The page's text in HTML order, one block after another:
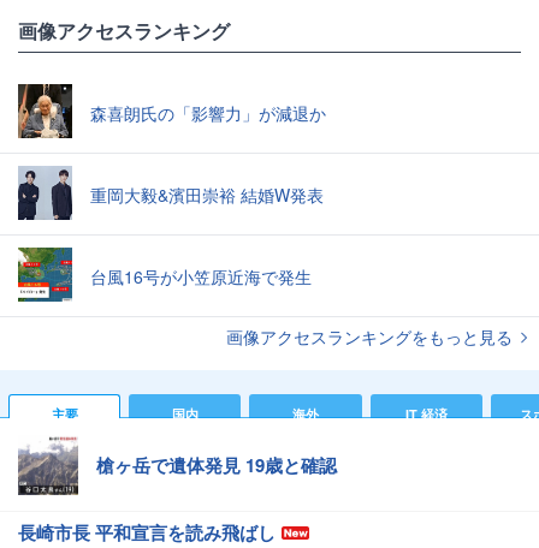
画像アクセスランキング
森喜朗氏の「影響力」が減退か
重岡大毅&濱田崇裕 結婚W発表
台風16号が小笠原近海で発生
画像アクセスランキングをもっと見る
主要 国内 海外 IT 経済 ス
槍ヶ岳で遺体発見 19歳と確認
長崎市長 平和宣言を読み飛ばし